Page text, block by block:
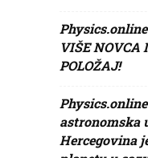
Physics.online
VIŠE NOVCA
POLOŽAJ!
Physics.online
astronomska
Hercegovina